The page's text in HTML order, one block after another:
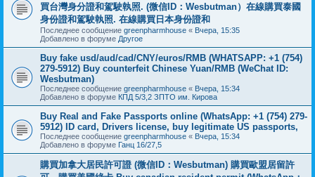
買台灣身分證和駕駛執照. (微信ID：Wesbutman）在線購買泰國
身份證和駕駛執照. 在線購買日本身份證和
Последнее сообщение greenpharmhouse « Вчера, 15:35
Добавлено в форуме Другое
Buy fake usd/aud/cad/CNY/euros/RMB (WHATSAPP: +1 (754)
279-5912) Buy counterfeit Chinese Yuan/RMB (WeChat ID:
Wesbutman)
Последнее сообщение greenpharmhouse « Вчера, 15:34
Добавлено в форуме КПД 5/3,2 ЗПТО им. Кирова
Buy Real and Fake Passports online (WhatsApp: +1 (754) 279-
5912) ID card, Drivers license, buy legitimate US passports,
Последнее сообщение greenpharmhouse « Вчера, 15:34
Добавлено в форуме Ганц 16/27,5
購買加拿大居民許可證 (微信ID：Wesbutman) 購買歐盟居留許